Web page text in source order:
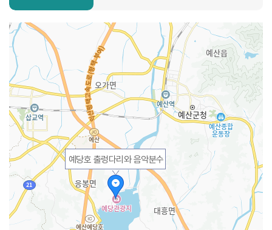
예당호 출렁다리와 음악분수